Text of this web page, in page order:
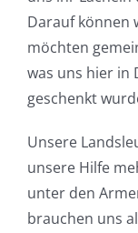
Darauf können
möchten
was uns hier in
geschenkt
Unsere
unsere Hilfe
unter den
brauchen uns